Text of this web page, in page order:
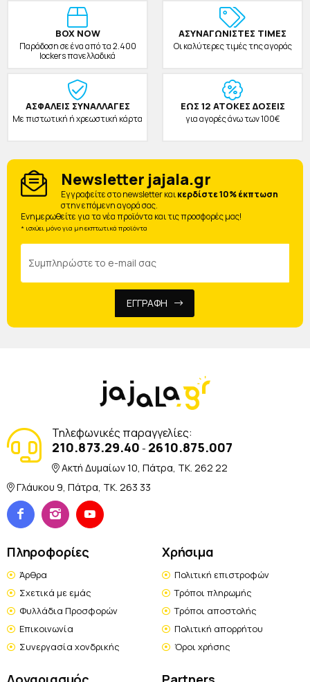
BOX NOW
Παράδοση σε ένα από τα 2.400
lockers πανελλαδικά
ΑΣΥΝΑΓΩΝΙΣΤΕΣ ΤΙΜΕΣ
Οι καλύτερες τιμές της αγοράς
ΑΣΦΑΛΕΙΣ ΣΥΝΑΛΛΑΓΕΣ
Με πιστωτική ή χρεωστική κάρτα
ΕΩΣ 12 ΑΤΟΚΕΣ ΔΟΣΕΙΣ
για αγορές άνω των 100€
Newsletter jajala.gr
Eγγραφείτε στο newsletter καικερδίστε 10% έκπτωση
στην επόμενη αγορά σας.
Ενημερωθείτε για τα νέα προϊόντα και τις προσφορές μας!
* ισχύει μόνο για μη εκπτωτικά προϊόντα
ΕΓΓΡΑΦΗ
Τηλεφωνικές παραγγελίες:
210.873.29.40 - 2610.875.007
Ακτή Δυμαίων 10, Πάτρα, TK. 262 22
Γλάυκου 9, Πάτρα, TK. 263 33
Πληροφορίες
Άρθρα
Σχετικά με εμάς
Φυλλάδια Προσφορών
Επικοινωνία
Συνεργασία χονδρικής
Χρήσιμα
Πολιτική επιστροφών
Τρόποι πληρωμής
Τρόποι αποστολής
Πολιτική απορρήτου
Όροι χρήσης